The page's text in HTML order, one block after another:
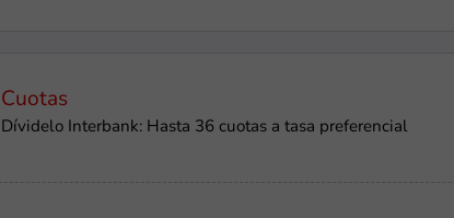
Cuotas
Dívidelo Interbank: Hasta 36 cuotas a tasa preferencial